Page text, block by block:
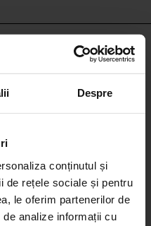
Despre
conținutul și
de rețele sociale și pentru
le oferim partenerilor de
analize informații cu